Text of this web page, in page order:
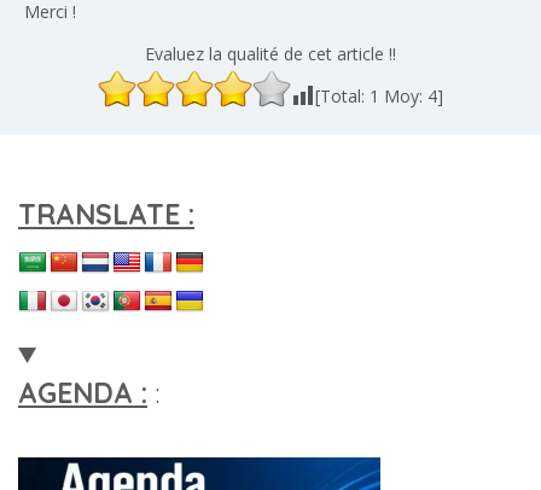
Merci !
Evaluez la qualité de cet article !!
[Total: 1 Moy: 4]
TRANSLATE :
AGENDA : :